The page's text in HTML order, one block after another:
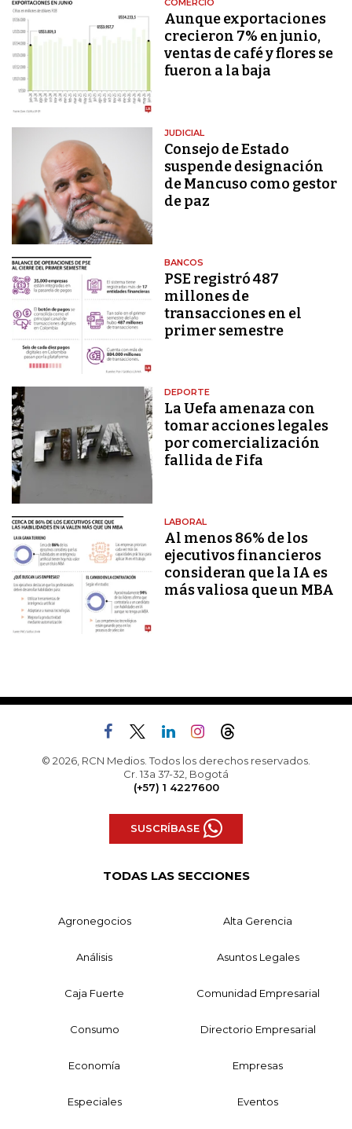
COMERCIO
Aunque exportaciones
crecieron 7% en junio,
ventas de café y flores se
fueron a la baja
JUDICIAL
Consejo de Estado
suspende designación
de Mancuso como gestor
de paz
BANCOS
PSE registró 487
millones de
transacciones en el
primer semestre
DEPORTE
La Uefa amenaza con
tomar acciones legales
por comercialización
fallida de Fifa
LABORAL
Al menos 86% de los
ejecutivos financieros
consideran que la IA es
más valiosa que un MBA
© 2026, RCN Medios. Todos los derechos reservados.
Cr. 13a 37-32, Bogotá
(+57) 1 4227600
SUSCRÍBASE
TODAS LAS SECCIONES
Agronegocios Alta Gerencia
Análisis Asuntos Legales
Caja Fuerte Comunidad Empresarial
Consumo Directorio Empresarial
Economía Empresas
Especiales Eventos